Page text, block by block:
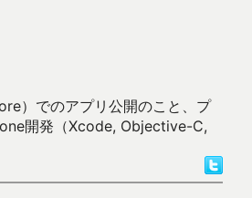
）でのアプリ公開のこと、プ
開発（Xcode, Objective-C,